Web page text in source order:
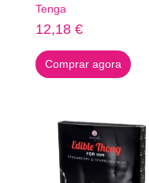
Tenga
12,18 €
Comprar agora